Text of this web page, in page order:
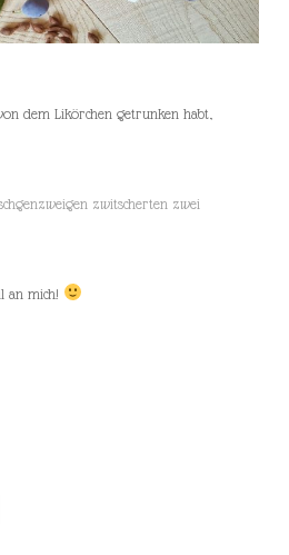
dem Likörchen getrunken habt,
zwitscherten zwei
an mich!